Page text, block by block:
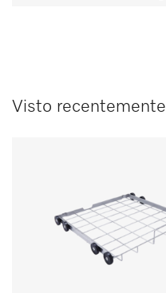
Visto recentemente